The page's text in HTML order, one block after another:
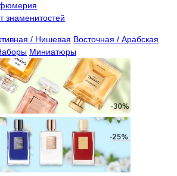
/ Нишевая Восточная / Арабская
Миниатюры